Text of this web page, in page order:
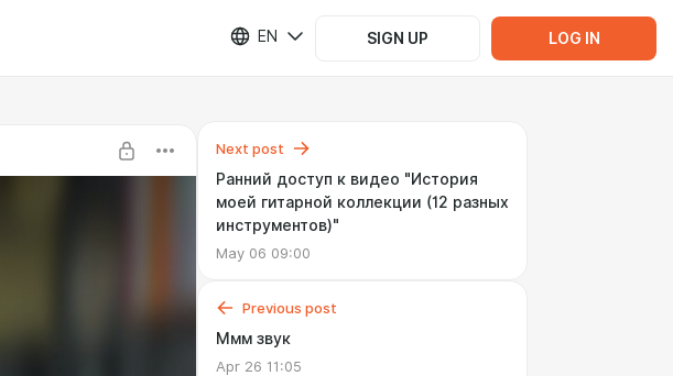
EN SIGN UP LOG IN
Next post
Ранний доступ к видео "История
моей гитарной коллекции (12 разных
инструментов)"
May 06 09:00
Previous post
Ммм звук
Apr 26 11:05